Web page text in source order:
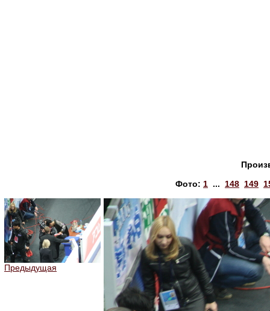
Фото: 1 ... 148 149
Предыдущая